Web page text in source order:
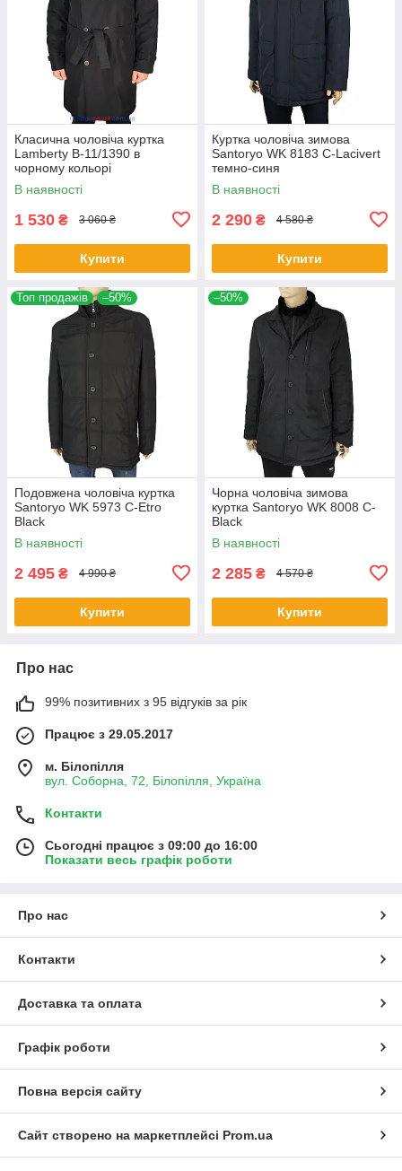
Класична чоловіча куртка
Lamberty B-11/1390 в
чорному кольорі
В наявності
1 530 ₴ 3 060 ₴
Купити
Куртка чоловіча зимова
Santoryo WK 8183 С-Lacivert
темно-синя
В наявності
2 290 ₴ 4 580 ₴
Купити
Топ продажів –50%
Подовжена чоловіча куртка
Santoryo WK 5973 C-Etro
Black
В наявності
2 495 ₴ 4 990 ₴
Купити
–50%
Чорна чоловіча зимова
куртка Santoryo WK 8008 C-
Black
В наявності
2 285 ₴ 4 570 ₴
Купити
Про нас
99% позитивних з 95 відгуків за рік
Працює з 29.05.2017
м. Білопілля
вул. Соборна, 72, Білопілля, Україна
Контакти
Сьогодні працює з 09:00 до 16:00
Показати весь графік роботи
Про нас
Контакти
Доставка та оплата
Графік роботи
Повна версія сайту
Сайт створено на маркетплейсі Prom.ua